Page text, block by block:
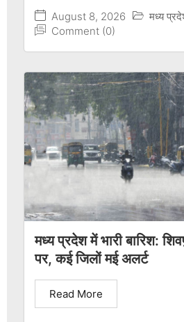
August 8, 2026
मध्य
Comment (0)
मध्य प्रदेश में भारी बारिश:
पर, कई जिलों मई अलर्ट
Read More